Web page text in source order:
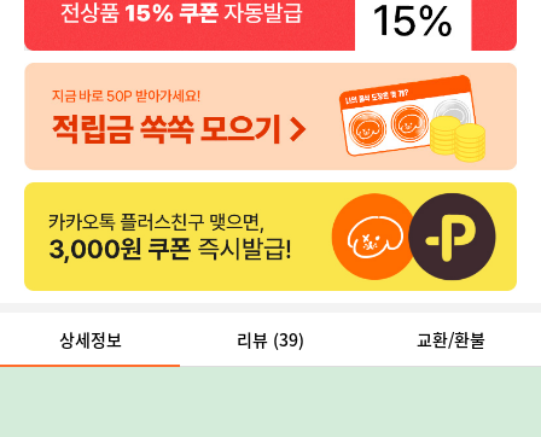
상세정보 리뷰 (39) 교환/환불